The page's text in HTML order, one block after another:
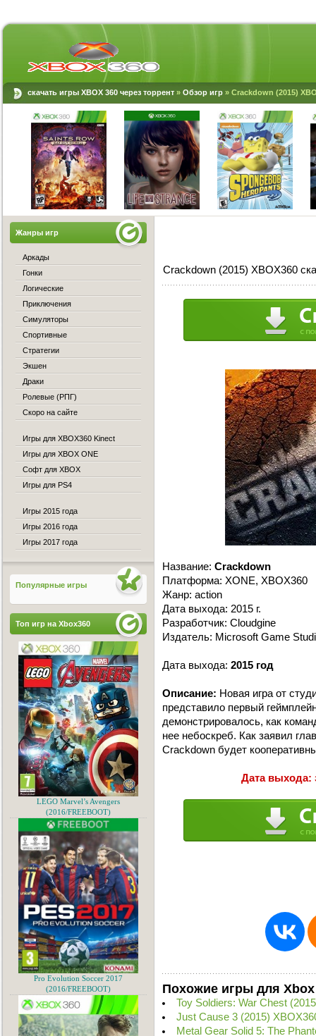
скачать игры XBOX 360 через торрент » Обзор игр » Crackdown (2015)
Crackdown (2015) XBOX360
Название: Crackdown
Платформа: XONE, XBOX360
Жанр: action
Дата выхода: 2015 г.
Разработчик: Cloudgine
Издатель: Microsoft Game
Дата выхода: 2015 год
Описание: Новая игра от
представило первый
демонстрировалось, как
нее небоскреб. Как заявил
Crackdown будет
Дата выхода:
Похожие игры для Xbox
Toy Soldiers: War Chest
Just Cause 3 (2015)
Metal Gear Solid 5: The
Жанры игр
Аркады
Гонки
Логические
Приключения
Симуляторы
Спортивные
Стратегии
Экшен
Драки
Ролевые (РПГ)
Скоро на сайте
Игры для XBOX360 Kinect
Игры для XBOX ONE
Софт для XBOX
Игры для PS4
Игры 2015 года
Игры 2016 года
Игры 2017 года
Популярные игры
Топ игр на Xbox360
LEGO Marvel’s Avengers
(2016/FREEBOOT)
Pro Evolution Soccer 2017
(2016/FREEBOOT)